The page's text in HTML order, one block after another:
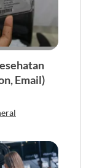
Email)